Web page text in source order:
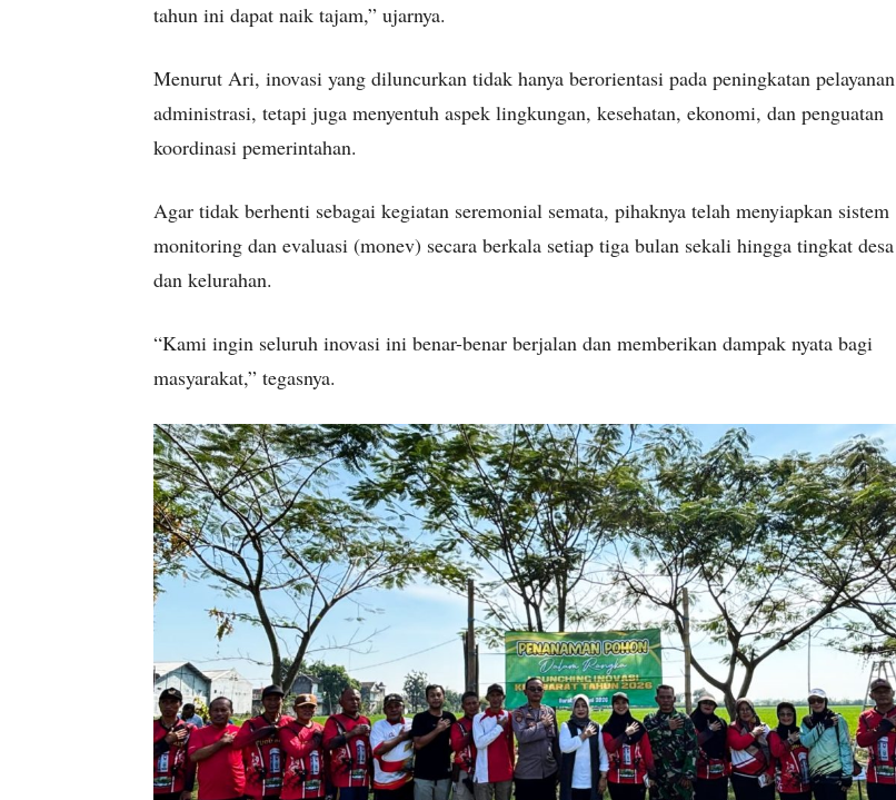
tahun ini dapat naik tajam,” ujarnya.
Menurut Ari, inovasi yang diluncurkan tidak hanya berorientasi pada peningkatan pelayanan
administrasi, tetapi juga menyentuh aspek lingkungan, kesehatan, ekonomi, dan penguatan
koordinasi pemerintahan.
Agar tidak berhenti sebagai kegiatan seremonial semata, pihaknya telah menyiapkan sistem
monitoring dan evaluasi (monev) secara berkala setiap tiga bulan sekali hingga tingkat desa
dan kelurahan.
“Kami ingin seluruh inovasi ini benar-benar berjalan dan memberikan dampak nyata bagi
masyarakat,” tegasnya.